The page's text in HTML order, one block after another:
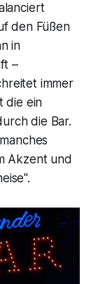
den Füßen
in
–
immer
die ein
die Bar.
Akzent und